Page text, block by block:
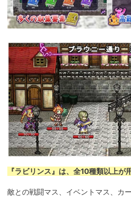
『ラビリンス』は、全10種類以上が
敵との戦闘マス、イベントマス、カ